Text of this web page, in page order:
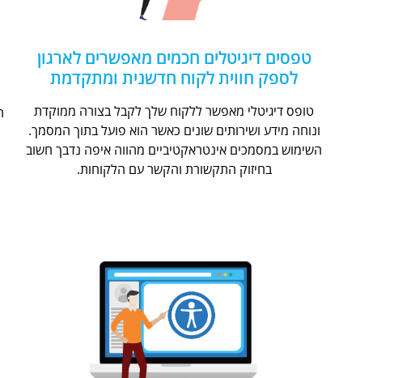
טפסים דיגיטלים חכמים מאפשרים לארגון
לספק חווית לקוח חדשנית ומתקדמת
טופס דיגיטלי מאפשר ללקוח שלך לקבל בצורה ממוקדת
ונוחה מידע ושירותים שונים כאשר הוא פועל בתוך המסמך.
השימוש במסמכים אינטראקטיביים מהווה איפה נדבך חשוב
בחיזוק התקשורת והקשר עם הלקוחות.